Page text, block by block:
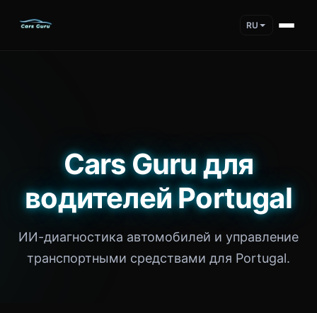
RU
Cars Guru для
водителей Portugal
ИИ-диагностика автомобилей и управление
транспортными средствами для Portugal.